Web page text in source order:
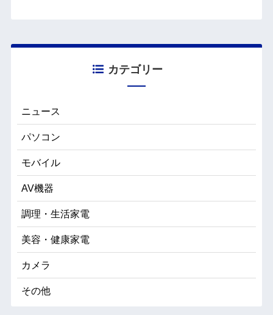
カテゴリー
ニュース
パソコン
モバイル
AV機器
調理・生活家電
美容・健康家電
カメラ
その他